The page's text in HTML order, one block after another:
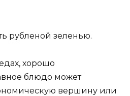
рубленой зеленью.
хорошо
блюдо может
вершину или